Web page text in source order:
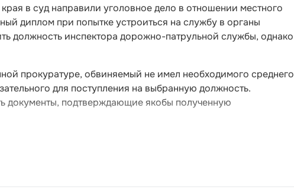
в суд направили уголовное дело в отношении местного
диплом при попытке устроиться на службу в органы
должность инспектора дорожно-патрульной службы, однако
прокуратуре, обвиняемый не имел необходимого среднего
для поступления на выбранную должность.
документы, подтверждающие якобы полученную